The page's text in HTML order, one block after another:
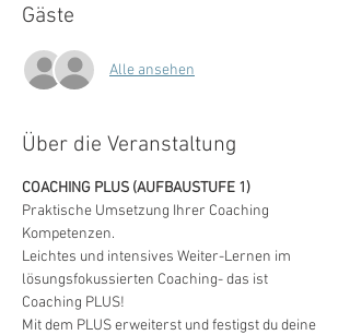
Gäste
Alle ansehen
Über die Veranstaltung
COACHING PLUS (AUFBAUSTUFE 1)
Praktische Umsetzung Ihrer Coaching
Kompetenzen.
Leichtes und intensives Weiter-Lernen im
lösungsfokussierten Coaching- das ist
Coaching PLUS!
Mit dem PLUS erweiterst und festigst du deine